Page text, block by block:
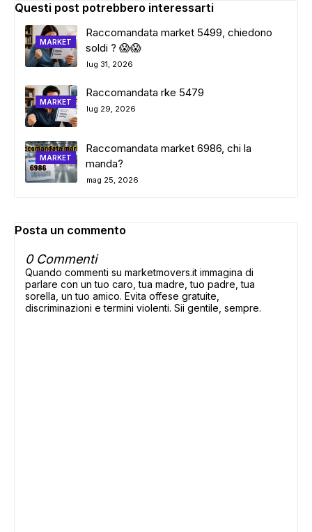
Questi post potrebbero interessarti
MARKET
Raccomandata market 5499, chiedono
soldi ? 😱😱
lug 31, 2026
MARKET
Raccomandata rke 5479
lug 29, 2026
MARKET
Raccomandata market 6986, chi la
manda?
mag 25, 2026
Posta un commento
0 Commenti
Quando commenti su marketmovers.it immagina di
parlare con un tuo caro, tua madre, tuo padre, tua
sorella, un tuo amico. Evita offese gratuite,
discriminazioni e termini violenti. Sii gentile, sempre.